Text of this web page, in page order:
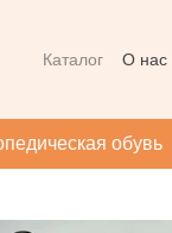
Каталог О нас
обувь